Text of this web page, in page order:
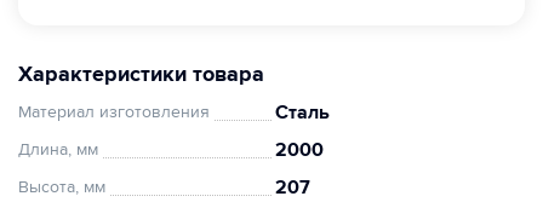
Характеристики товара
Материал изготовления Сталь
Длина, мм 2000
Высота, мм 207